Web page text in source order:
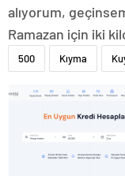
alıyorum,
Ramazan için iki
500 Kıyma